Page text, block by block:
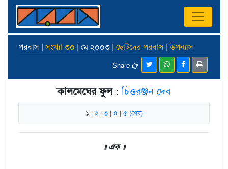
পরবাস |সংখ্যা ৩০ | মে ২০০৩ | ছোটদের পরবাস |উপন্যাস
Share
কালমেঘের ফুল:চিত্তরঞ্জন দেব
১ | ২ | ৩| ৪ | ৫ (শেষ)
॥ এক ॥